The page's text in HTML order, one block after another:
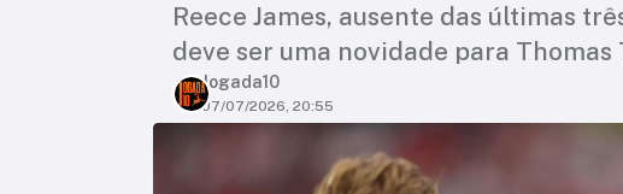
Reece James, ausente das últimas
deve ser uma novidade para
Jogada10
07/07/2026, 20:55